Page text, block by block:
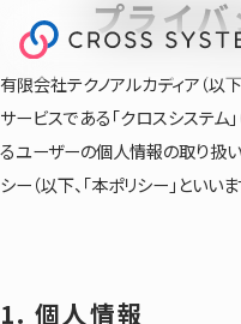
プライ
有限会社テクノアルカディア（以下
サービスである「クロスシステム」
るユーザーの個人情報の取り扱
シー（以下、「本ポリシー」といいま
1. 個人情報